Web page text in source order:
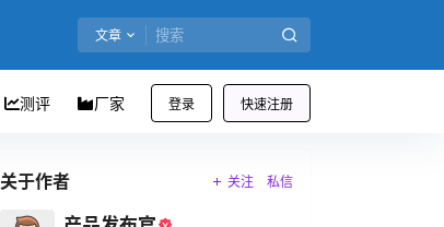
文章
登录 快速注册
测评 厂家
关于作者 关注 私信